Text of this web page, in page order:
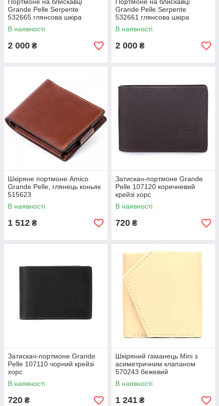
Grande Pelle Serpente
532665 глянсова шкіра
пудрове
В наявності
2 000 ₴
Grande Pelle Serpente
532661 глянсова шкіра
бордовий
В наявності
2 000 ₴
Шкіряне портмоне Аmico
Grande Pelle, глянець коньяк
515623
В наявності
1 512 ₴
Затискач-портмоне Grande
Pelle 107120 коричневий
крейзі хорс
В наявності
720 ₴
Затискач-портмоне Grande
Pelle 107110 чорний крейзі
хорс
В наявності
720 ₴
Шкіряний гаманець Mini з
асиметричним клапаном
570243 бежевий
В наявності
1 241 ₴